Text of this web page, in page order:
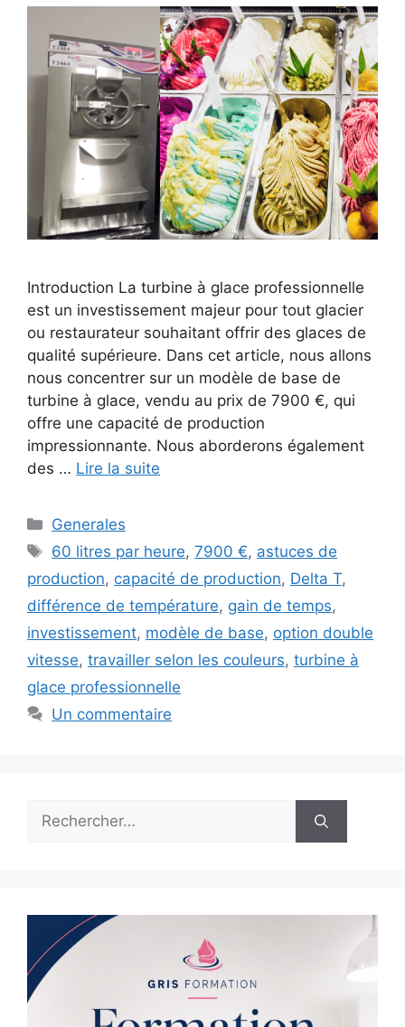
Introduction La turbine à glace professionnelle
est un investissement majeur pour tout glacier
ou restaurateur souhaitant offrir des glaces de
qualité supérieure. Dans cet article, nous allons
nous concentrer sur un modèle de base de
turbine à glace, vendu au prix de 7900 €, qui
offre une capacité de production
impressionnante. Nous aborderons également
des … Lire la suite
Catégories
Generales
Étiquettes
60 litres par heure,7900 €, astuces de
production, capacité de production, Delta T,
différence de température, gain de temps,
investissement, modèle de base, option double
vitesse, travailler selon les couleurs, turbine à
glace professionnelle
Un commentaire
Rechercher :